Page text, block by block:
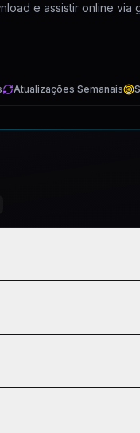
e assistir online via
Atualizações Semanais